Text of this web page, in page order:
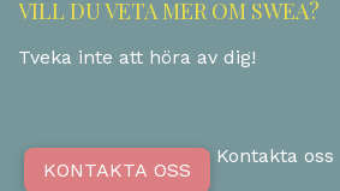
VILL DU VETA MER OM SWEA?
Tveka inte att höra av dig!
KONTAKTA OSS
Kontakta oss